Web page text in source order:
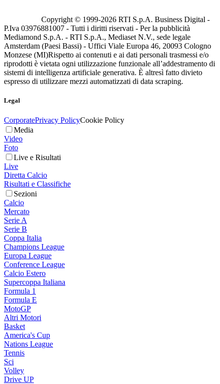
Copyright © 1999-2026 RTI S.p.A. Business Digital -
P.Iva 03976881007 - Tutti i diritti riservati - Per la pubblicità
Mediamond S.p.A. - RTI S.p.A., Mediaset N.V., sede legale
Amsterdam (Paesi Bassi) - Uffici Viale Europa 46, 20093 Cologno
Monzese (MI)Rispetto ai contenuti e ai dati personali trasmessi e/o
riprodotti è vietata ogni utilizzazione funzionale all’addestramento di
sistemi di intelligenza artificiale generativa. È altresì fatto divieto
espresso di utilizzare mezzi automatizzati di data scraping.
Legal
CorporatePrivacy PolicyCookie Policy
Media
Video
Foto
Live e Risultati
Live
Diretta Calcio
Risultati e Classifiche
Sezioni
Calcio
Mercato
Serie A
Serie B
Coppa Italia
Champions League
Europa League
Conference League
Calcio Estero
Supercoppa Italiana
Formula 1
Formula E
MotoGP
Altri Motori
Basket
America's Cup
Nations League
Tennis
Sci
Volley
Drive UP